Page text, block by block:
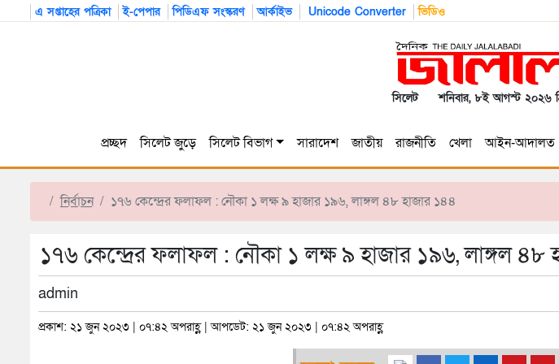
এ সপ্তাহের পত্রিকা ই-পেপার পিডিএফ সংস্করণ আর্কাইভ Unicode Converter ভিডিও
সিলেট শনিবার, ৮ই আগস্ট ২০২৬
প্রচ্ছদ সিলেট জুড়ে সিলেট বিভাগ সারাদেশ জাতীয় রাজনীতি খেলা আইন-আদালত
নির্বাচন ১৭৬ কেন্দ্রের ফলাফল : নৌকা ১ লক্ষ ৯ হাজার ১৯৬, লাঙ্গল ৪৮ হাজার ১৪৪
১৭৬ কেন্দ্রের ফলাফল : নৌকা ১ লক্ষ ৯ হাজার ১৯৬, লাঙ্গল ৪৮
admin
প্রকাশ: ২১ জুন ২০২৩ | ০৭:৪২ অপরাহ্ণ | আপডেট: ২১ জুন ২০২৩ | ০৭:৪২ অপরাহ্ণ